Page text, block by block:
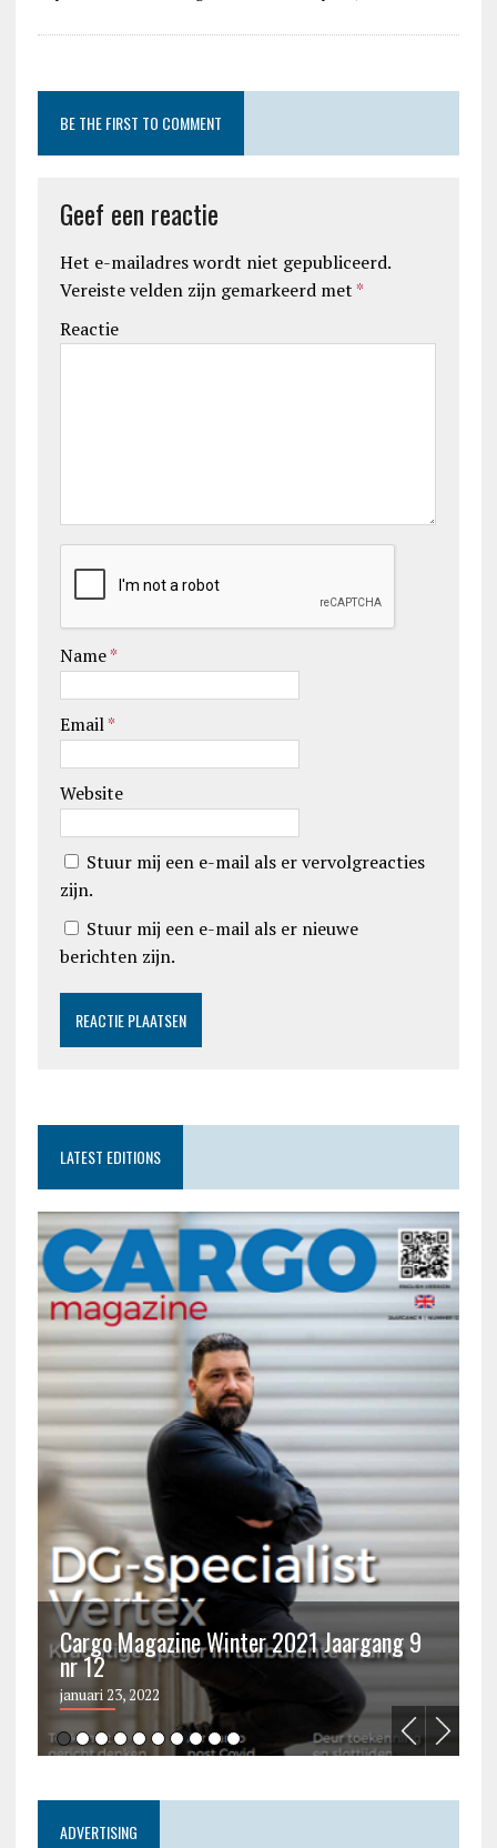
BE THE FIRST TO COMMENT
Geef een reactie
Het e-mailadres wordt niet gepubliceerd.
Vereiste velden zijn gemarkeerd met *
Reactie
Name*
Email*
Website
Stuur mij een e-mail als er vervolgreacties
zijn.
Stuur mij een e-mail als er nieuwe
berichten zijn.
LATEST EDITIONS
Cargo Magazine Winter 2021 Jaargang 9
nr 12
januari 23, 2022
ADVERTISING